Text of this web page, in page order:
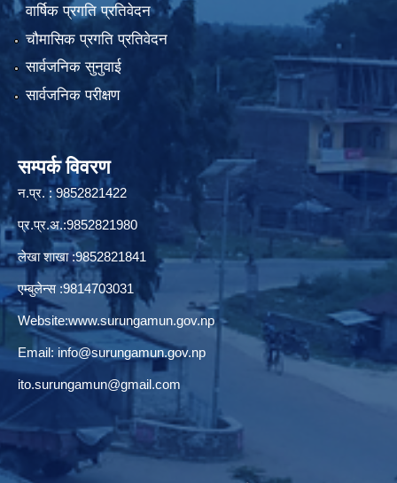
वार्षिक प्रगति प्रतिवेदन
चौमासिक प्रगति प्रतिवेदन
सार्वजनिक सुनुवाई
सार्वजनिक परीक्षण
सम्पर्क विवरण
न.प्र. : 9852821422
प्र.प्र.अ.:9852821980
लेखा शाखा :9852821841
एम्बुलेन्स :9814703031
Website:www.surungamun.gov.np
Email: info@surungamun.gov.np
ito.surungamun@gmail.com